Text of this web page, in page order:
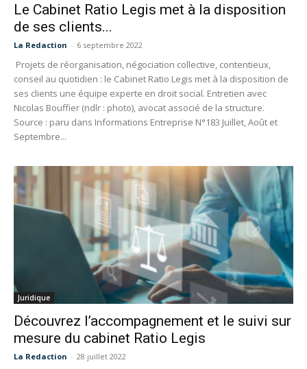
Le Cabinet Ratio Legis met à la disposition
de ses clients...
La Redaction - 6 septembre 2022
Projets de réorganisation, négociation collective, contentieux,
conseil au quotidien : le Cabinet Ratio Legis met à la disposition de
ses clients une équipe experte en droit social. Entretien avec
Nicolas Bouffier (ndlr : photo), avocat associé de la structure.
Source : paru dans Informations Entreprise N°183 Juillet, Août et
Septembre...
Juridique
Découvrez l’accompagnement et le suivi sur
mesure du cabinet Ratio Legis
La Redaction - 28 juillet 2022